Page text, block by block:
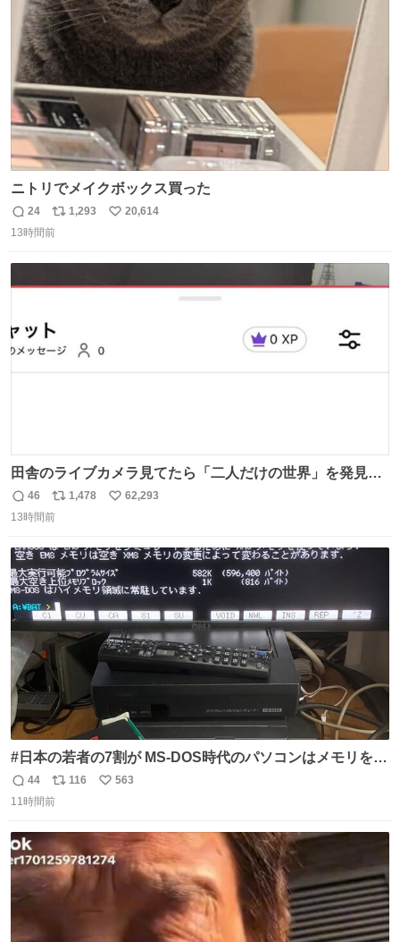
数
ニトリでメイクボックス買った
返
信
24
リ
ポ
1,293
い
20,614
13時間前
田舎のライブカメラ見てたら「二人だけの世界」を発見し
た
返
信
46
リ
ポ
ト
数
1,478
い
数
62,293
13時間前
#日本の若者の7割が MS-DOS時代のパソコンはメモリをい
くら増設しても、基本的に640～768KBまでしか使用でき
なかったことを知らない。 またその改善策としてEMSメモ
かメモリをやりくりしていたことを知らない。
返
信
44
リ
ポ
ト
数
116
い
数
563
11時間前